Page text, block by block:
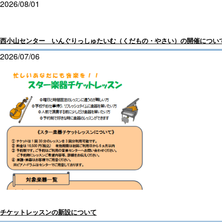
2026/08/01
西小山センター いんぐりっしゅたいむ（くだもの・やさい）の開催につい
2026/07/06
チケットレッスンの新設について